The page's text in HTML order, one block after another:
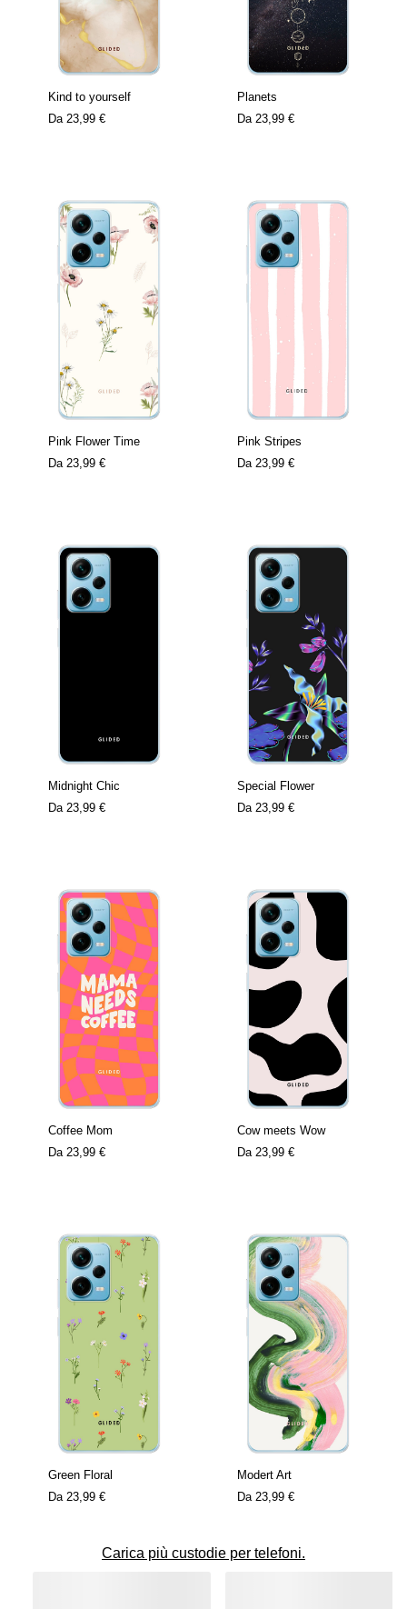
Kind to yourself
Da 23,99 €
Planets
Da 23,99 €
Pink Flower Time
Da 23,99 €
Pink Stripes
Da 23,99 €
Midnight Chic
Da 23,99 €
Special Flower
Da 23,99 €
Coffee Mom
Da 23,99 €
Cow meets Wow
Da 23,99 €
Green Floral
Da 23,99 €
Modert Art
Da 23,99 €
Carica più custodie per telefoni.